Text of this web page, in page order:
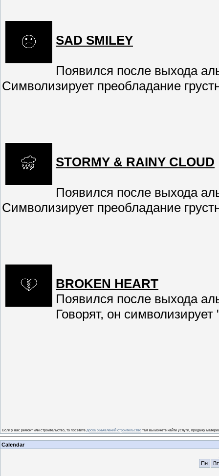
SAD SMILEY
Появился после выхода
Символизирует преобладание
STORMY & RAINY CLOUD
Появился после выхода
Символизирует преобладание
BROKEN HEART
Появился после выхода
Говорят, он
Если у вас ремонт или строительство, то посетите доска объявлений строительство там вы можете найти услуги, продажу
Calendar
Пн
Вт